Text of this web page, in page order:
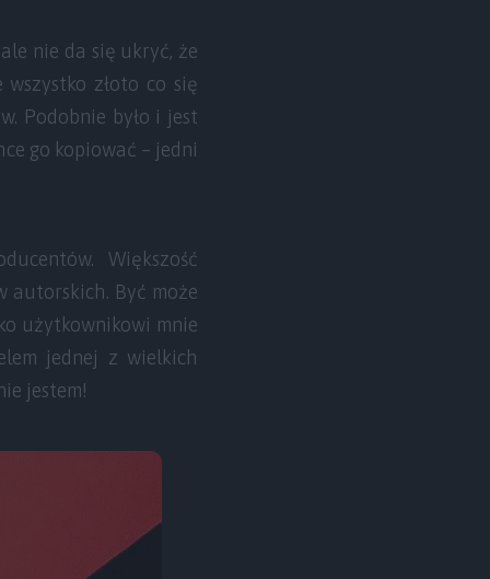
nie da się ukryć, że
złoto co się
Podobnie było i jest
go kopiować – jedni
Większość
autorskich. Być może
użytkownikowi mnie
jednej z wielkich
jestem!